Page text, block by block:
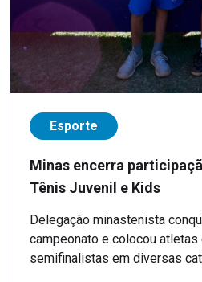
Esporte
Minas encerra
Tênis Juvenil e Kids
Delegação minastenista
campeonato e colocou atletas
semifinalistas em diversas